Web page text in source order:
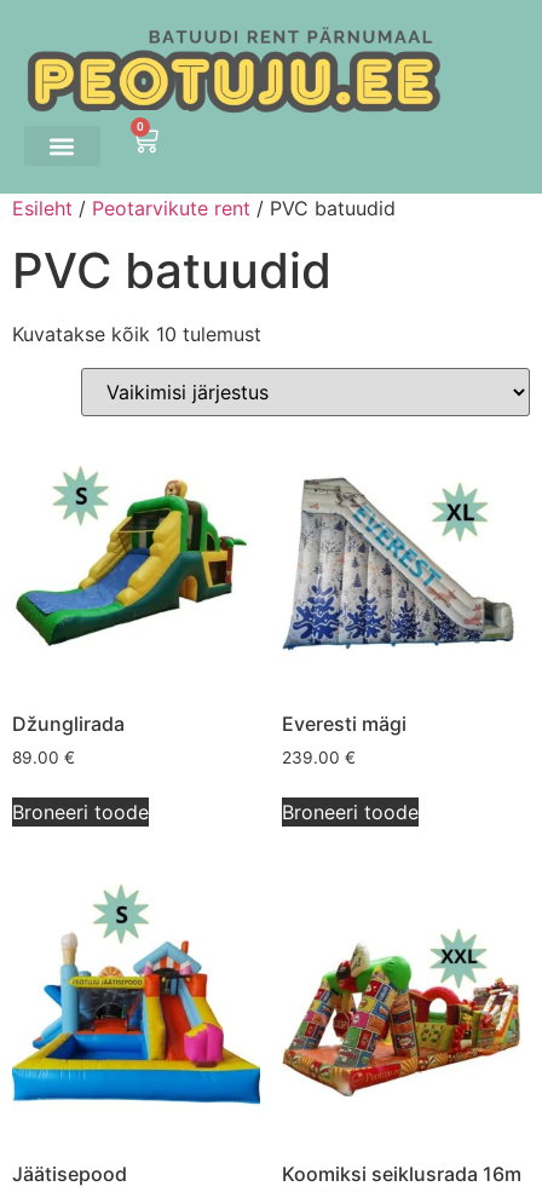
0
Esileht / Peotarvikute rent / PVC batuudid
PVC batuudid
Kuvatakse kõik 10 tulemust
Džunglirada
89.00 €
Broneeri toode
Everesti mägi
239.00 €
Broneeri toode
Jäätisepood Koomiksi seiklusrada 16m